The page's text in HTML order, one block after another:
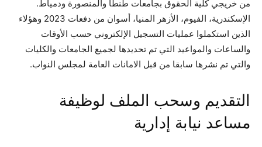
من خريجي كلية الحقوق بجامعات طنطا والمنصورة ودمياط.
الإسكندرية، الفيوم، الأزهر المنيا، أسوان من دفعات 2023 وهؤلاء
الذين استكملوا عمليات التسجيل الإلكتروني حسب الأوقات
والساعات والمواعيد التي تم تحديدها لجميع الجامعات والكليات
والتي تم نشرها سابقا من قبل الامانات العامة لمجلس النواب.
التقديم وسحب الملف لوظيفة
مساعد نيابة إدارية